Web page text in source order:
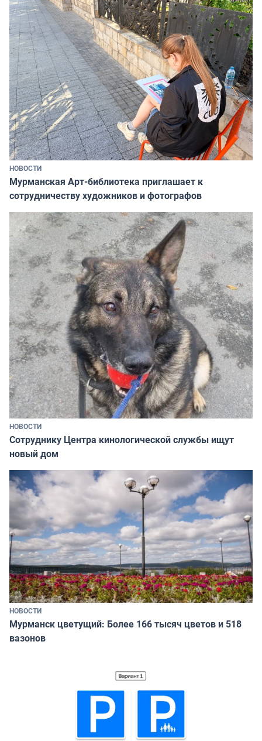
НОВОСТИ
Мурманская Арт-библиотека приглашает к
сотрудничеству художников и фотографов
НОВОСТИ
Сотруднику Центра кинологической службы ищут
новый дом
НОВОСТИ
Мурманск цветущий: Более 166 тысяч цветов и 518
вазонов